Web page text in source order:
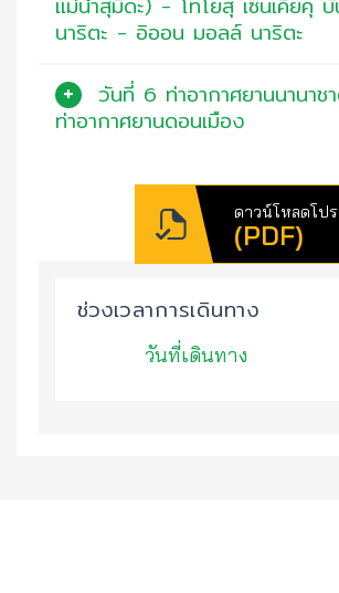
นาริตะ - อิออน มอลล์ นาริตะ
วันที่ 6 ท่าอากาศยานนานาช
ท่าอากาศยานดอนเมือง
ดาวน์โหลดโป
(PDF)
ช่วงเวลาการเดินทาง
วันที่เดินทาง